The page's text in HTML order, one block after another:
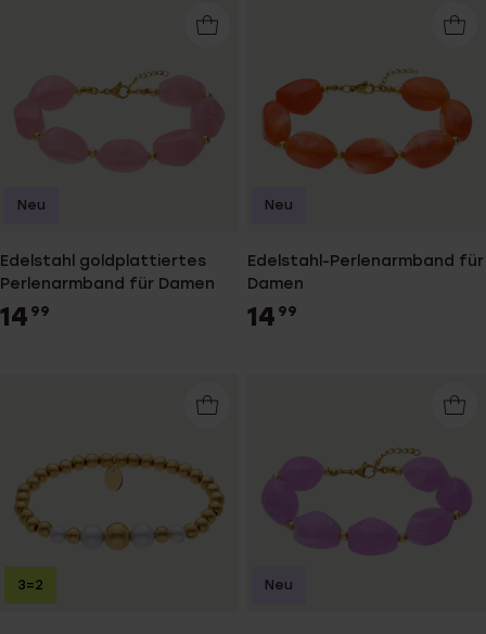
Edelstahl goldplattiertes
Perlenarmband für Damen
14 99
Neu
Edelstahl-Perlenarmband für
Damen
14 99
Neu
3=2 Neu